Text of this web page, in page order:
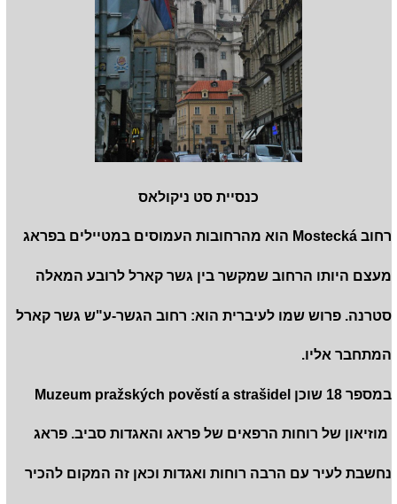
כנסיית סט ניקולאס
רחוב Mostecká הוא מהרחובות העמוסים במטיילים בפראג
מעצם היותו הרחוב שמקשר בין גשר קארל לרובע המאלה
סטרנה. פרוש שמו לעיברית הוא: רחוב הגשר-ע"ש גשר קארל
המתחבר אליו.
במספר 18 שוכן Muzeum pražských pověstí a strašidel
מוזיאון של רוחות הרפאים של פראג והאגדות סביב. פראג
נחשבת לעיר עם הרבה רוחות ואגדות וכאן זה המקום להכיר